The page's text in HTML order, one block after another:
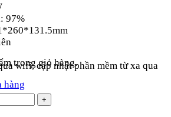
trong giỏ hàng.
hàng
97%
wifi, cập nhật phần mềm từ xa qua